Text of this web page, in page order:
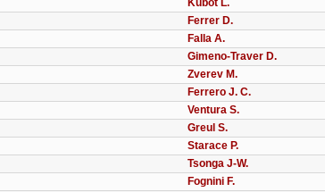
Kubot L.
Ferrer D.
Falla A.
Gimeno-Traver D.
Zverev M.
Ferrero J. C.
Ventura S.
Greul S.
Starace P.
Tsonga J-W.
Fognini F.